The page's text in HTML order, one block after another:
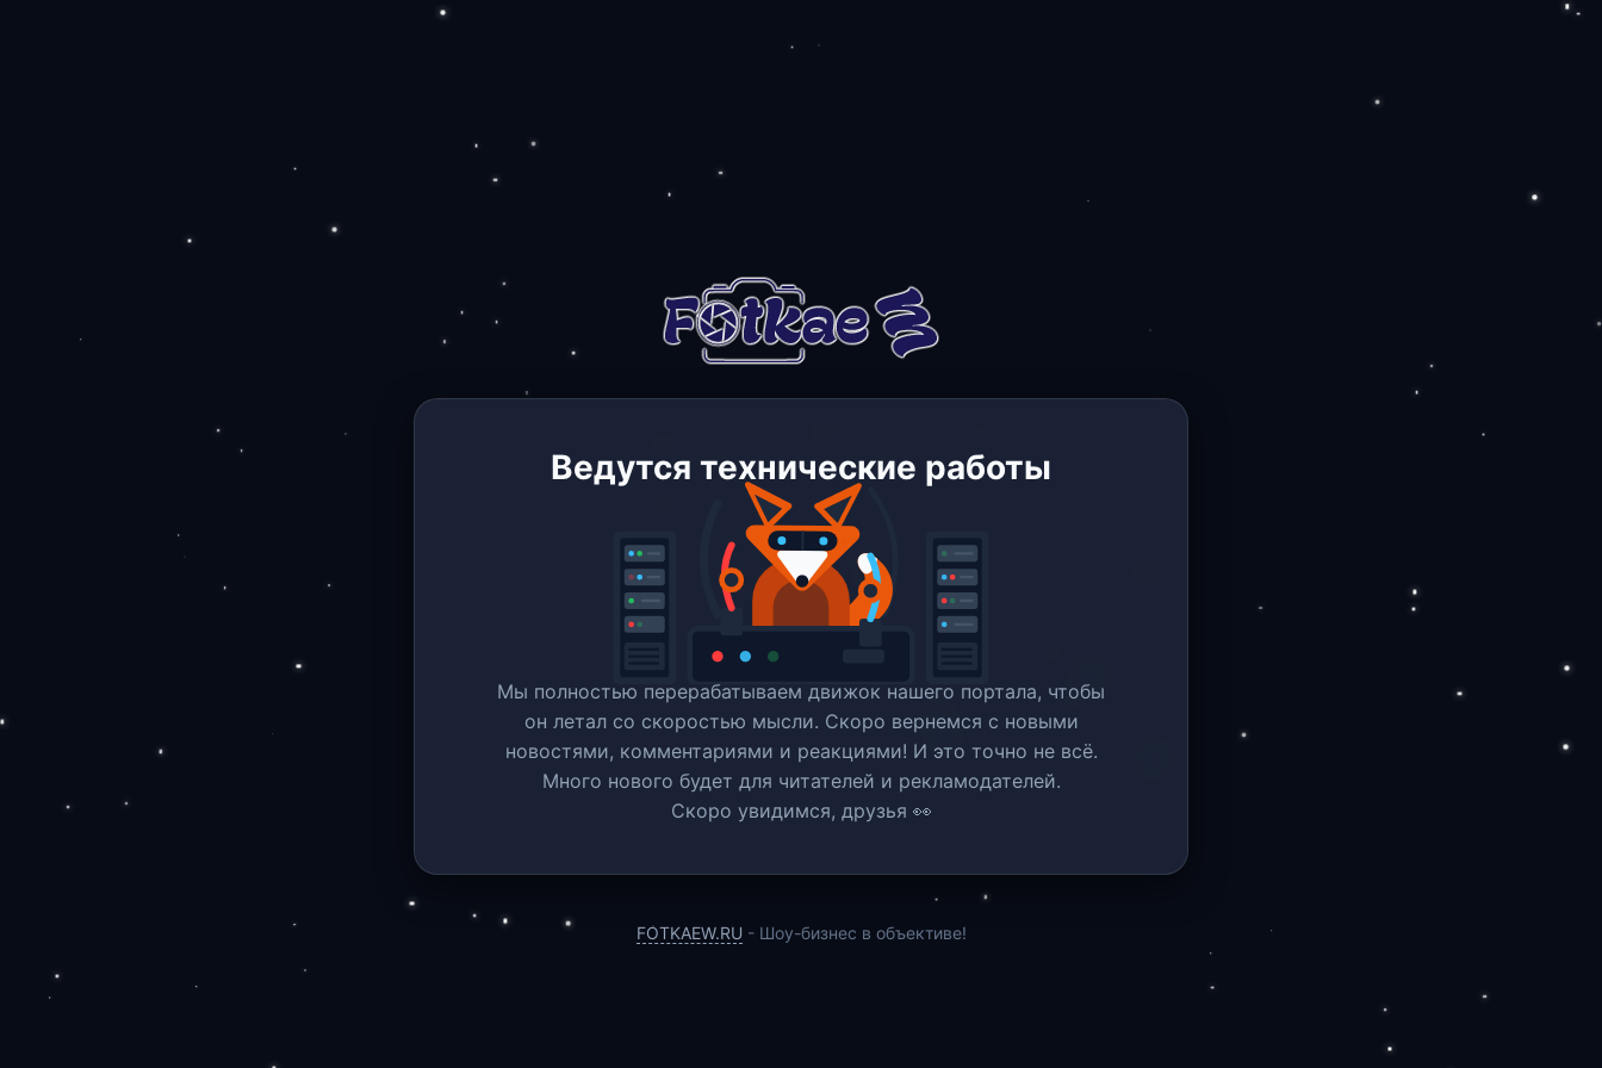
Ведутся технические работы
Мы полностью перерабатываем движок нашего портала, чтобы
он летал со скоростью мысли. Скоро вернемся c новыми
новостями, комментариями и реакциями! И это точно не всё.
Много нового будет для читателей и рекламодателей.
Скоро увидимся, друзья 👀
FOTKAEW.RU - Шоу-бизнес в объективе!